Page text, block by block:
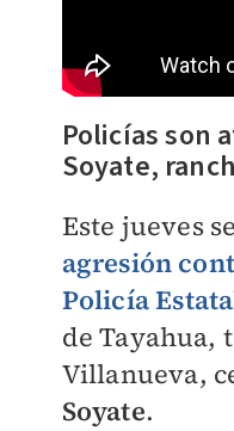
Policías son
Soyate,
Este jueves
agresión
Policía
de Tayahua,
Villanueva,
Soyate.